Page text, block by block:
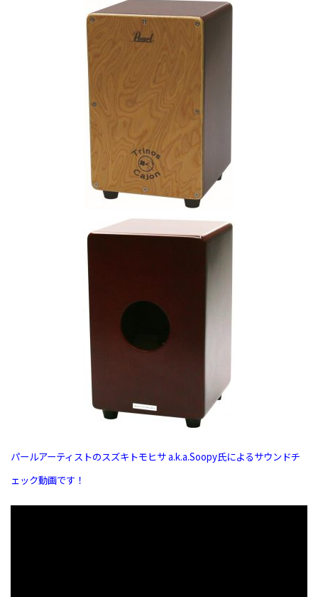
パールアーティストのスズキトモヒサ a.k.a.Soopy氏によるサウンドチ
ェック動画です！